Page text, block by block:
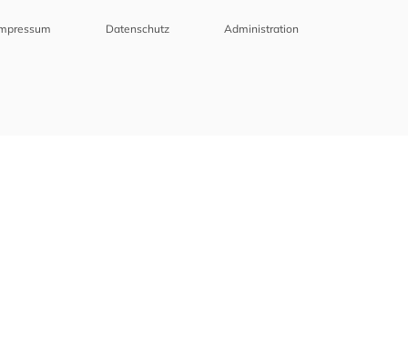
Datenschutz Administration